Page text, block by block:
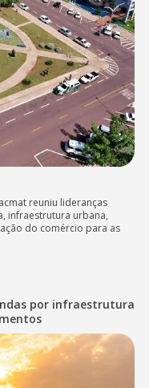
reuniu lideranças
infraestrutura urbana,
do comércio para as
por infraestrutura